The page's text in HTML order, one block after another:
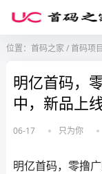
位置： 首码之家 /首码项目
明亿首码，
中，新品上
06-17 只为你
明亿首码，零撸